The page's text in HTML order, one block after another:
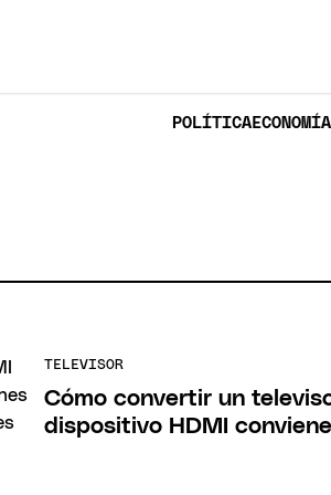
POLÍTICAECONOMÍA
TELEVISOR
Cómo convertir un
dispositivo HDMI